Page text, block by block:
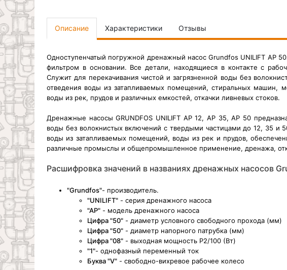
Описание Характеристики Отзывы
Одноступенчатый погружной дренажный насос Grundfos UNILIFT AP
фильтром в основании. Все детали, находящиеся в контакте с
Служит для перекачивания чистой и загрязненной воды без
отведения воды из затапливаемых помещений, стиральных машин,
воды из рек, прудов и различных емкостей, откачки ливневых стоков.
Дренажные насосы GRUNDFOS UNILIFT AP 12, AP 35, AP 50
воды без волокнистых включений с твердыми частицами до 12, 35 и
воды из затапливаемых помещений, воды из рек и прудов,
различные промыслы и общепромышленное применение, дренажа,
Расшифровка значений в названиях дренажных насосов
"Grundfos"- производитель.
"UNILIFT" - серия дренажного насоса
"AP" - модель дренажного насоса
Цифра "50" - диаметр условного свободного прохода (мм)
Цифра "50" - диаметр напорного патрубка (мм)
Цифра "08" - выходная мощность P2/100 (Вт)
"1"- однофазный переменный ток
Буква "V" - свободно-вихревое рабочее колесо